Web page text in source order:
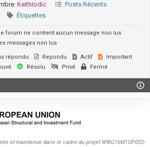
KeithIodic
Posts Récents
Étiquettes
forum ne contient aucun message non lus
messages non lus
répondu Repondu Actif
Important
Résolu Privé Fermé
et maintenue dans le cadre du projet №BG16M1OP002-